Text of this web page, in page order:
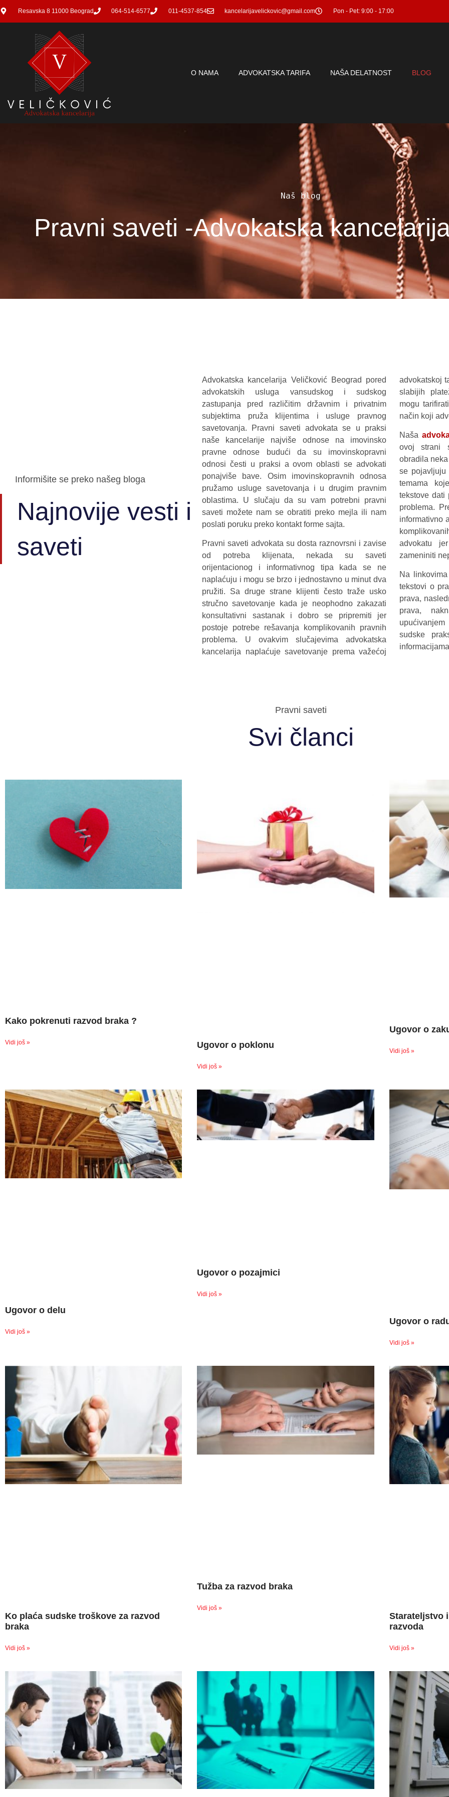
Resavska 8 11000 Beograd 064-514-6577 011-4537-854 kancelarijavelickovic@gmail.com Pon - Pet: 9:00 - 17:00
O NAMA ADVOKATSKA TARIFA NAŠA DELATNOST BLOG
Naš blog
Pravni saveti -Advokatska
Informišite se preko našeg bloga
Najnovije vesti i
saveti
Advokatska kancelarija Veličković Beograd pored
advokatskih usluga vansudskog i sudskog
zastupanja pred različitim državnim i privatnim
subjektima pruža klijentima i usluge pravnog
savetovanja. Pravni saveti advokata se u praksi
naše kancelarije najviše odnose na imovinsko
pravne odnose budući da su imovinskopravni
odnosi česti u praksi a ovom oblasti se advokati
ponajviše bave. Osim imovinskopravnih odnosa
pružamo usluge savetovanja i u drugim pravnim
oblastima. U slučaju da su vam potrebni pravni
saveti možete nam se obratiti preko mejla ili nam
poslati poruku preko kontakt forme sajta.
Pravni saveti advokata su dosta raznovrsni i zavise
od potreba klijenata, nekada su saveti
orijentacionog i informativnog tipa kada se ne
naplaćuju i mogu se brzo i jednostavno u minut dva
pružiti. Sa druge strane klijenti često traže usko
stručno savetovanje kada je neophodno zakazati
konsultativni sastanak i dobro se pripremiti jer
postoje potrebe rešavanja komplikovanih pravnih
problema. U ovakvim slučajevima advokatska
kancelarija naplaćuje savetovanje prema važećoj
advokatskoj
slabijih
mogu
način koji
Naša
ovoj strani
obradila
se pojavljuju
temama
tekstove dati
problema.
informativno
advokatu
zameniniti
Na
tekstovi o
prava,
prava,
sudske
Pravni saveti
Svi članci
Kako pokrenuti razvod braka ?
Vidi još » Ugovor o poklonu
Vidi još »
Ugovor o
Vidi još »
Ugovor o delu
Vidi još »
Ugovor o pozajmici
Vidi još »
Ugovor o
Vidi još »
Ko plaća sudske troškove za razvod
braka
Vidi još »
Tužba za razvod braka
Vidi još »
Starateljstvo
razvoda
Vidi još »